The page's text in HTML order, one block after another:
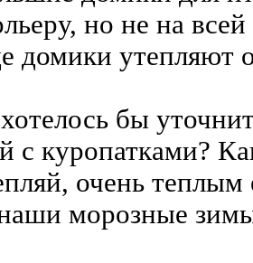
но не на
домики утепляют
бы
с куропатками?
очень теплым
морозные